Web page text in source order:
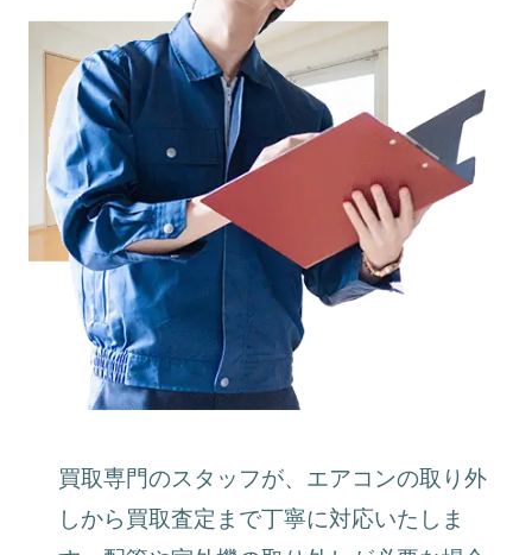
買取専門のスタッフが、エアコンの取り外
しから買取査定まで丁寧に対応いたしま